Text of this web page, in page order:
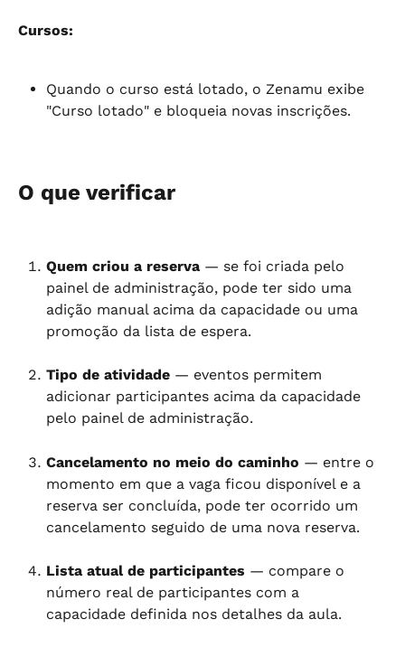
Cursos:
Quando o curso está lotado, o Zenamu exibe
"Curso lotado" e bloqueia novas inscrições.
O que verificar
Quem criou a reserva — se foi criada pelo
painel de administração, pode ter sido uma
adição manual acima da capacidade ou uma
promoção da lista de espera.
Tipo de atividade — eventos permitem
adicionar participantes acima da capacidade
pelo painel de administração.
Cancelamento no meio do caminho — entre o
momento em que a vaga ficou disponível e a
reserva ser concluída, pode ter ocorrido um
cancelamento seguido de uma nova reserva.
Lista atual de participantes — compare o
número real de participantes com a
capacidade definida nos detalhes da aula.